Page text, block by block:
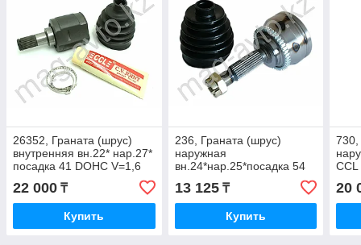
26352, Граната (шрус)
внутренняя вн.22* нар.27*
посадка 41 DOHC V=1,6
22 000 ₸
Купить
236, Граната (шрус)
наружная
вн.24*нар.25*посадка 54
13 125₸
Купить
730,
20